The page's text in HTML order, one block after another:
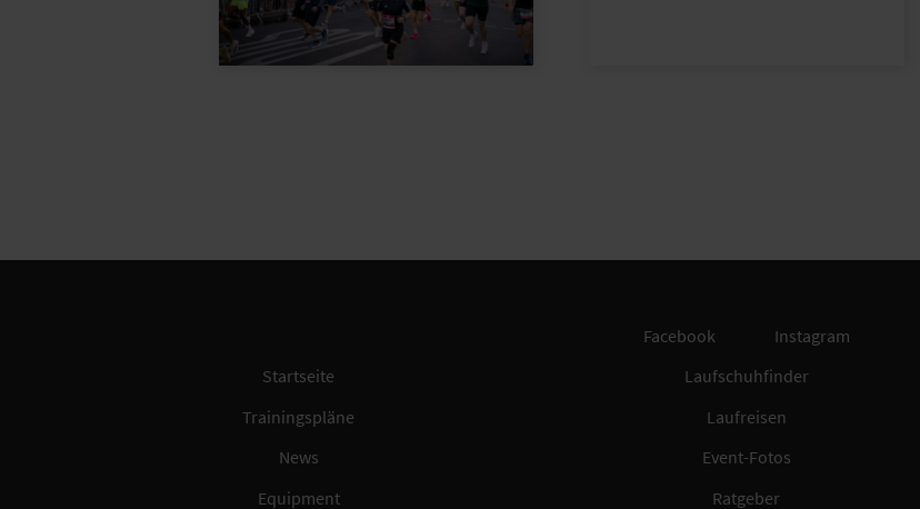
Facebook
Instagram
Startseite
Laufschuhfinder
Trainingspläne
Laufreisen
News
Event-Fotos
Equipment
Ratgeber